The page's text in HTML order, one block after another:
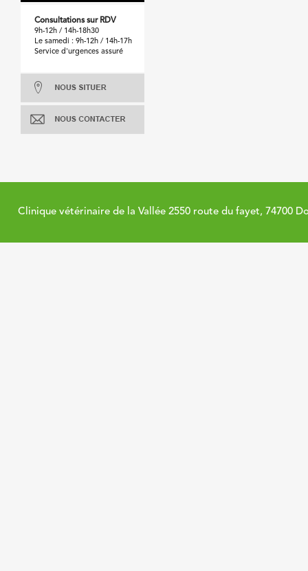
Consultations sur RDV
9h-12h / 14h-18h30
Le samedi : 9h-12h / 14h-17h
Service d'urgences assuré
Clinique vétérinaire de la Vallée 2550 route du fayet, 74700